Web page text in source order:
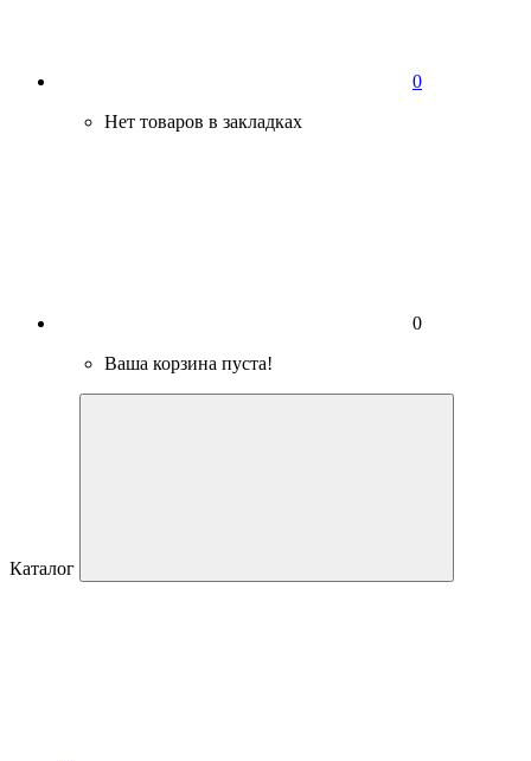
0
Нет товаров в закладках
0
Ваша корзина пуста!
Каталог